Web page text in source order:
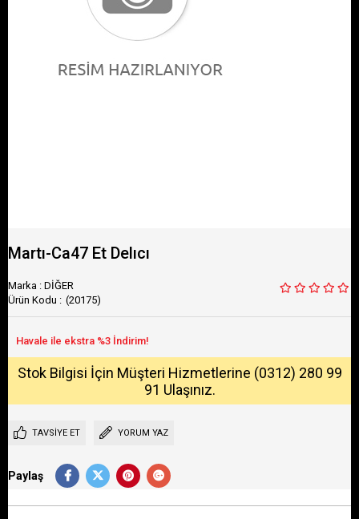
Martı-Ca47 Et Delıcı
Marka : DİĞER
(20175)
Stok Bilgisi İçin Müşteri Hizmetlerine (0312) 280 99
91 Ulaşınız.
TAVSIYE ET YORUM YAZ
Paylaş